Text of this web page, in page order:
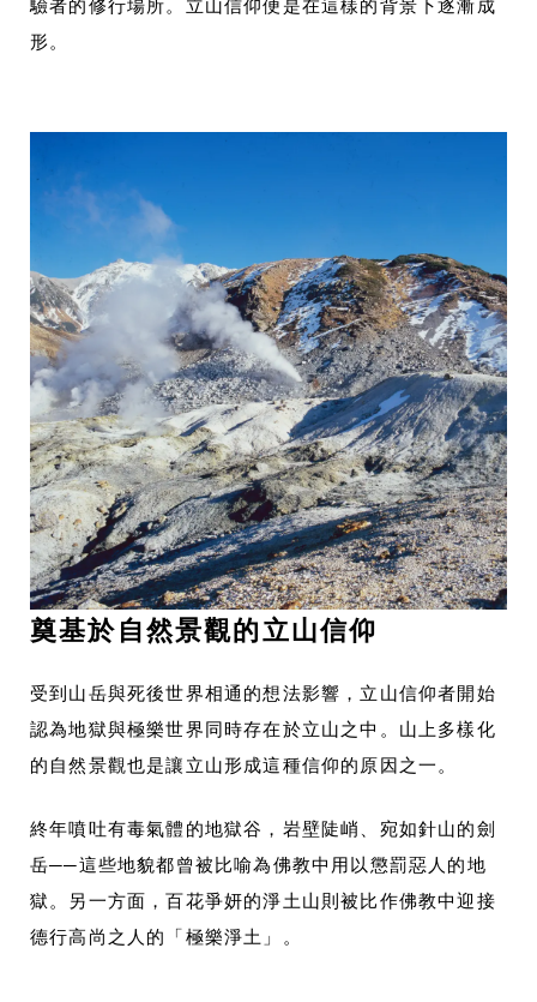
驗者的修行場所。立山信仰便是在這樣的背景下逐漸成
形。
奠基於自然景觀的立山信仰
受到山岳與死後世界相通的想法影響，立山信仰者開始
認為地獄與極樂世界同時存在於立山之中。山上多樣化
的自然景觀也是讓立山形成這種信仰的原因之一。
終年噴吐有毒氣體的地獄谷，岩壁陡峭、宛如針山的劍
岳──這些地貌都曾被比喻為佛教中用以懲罰惡人的地
獄。另一方面，百花爭妍的淨土山則被比作佛教中迎接
德行高尚之人的「極樂淨土」。